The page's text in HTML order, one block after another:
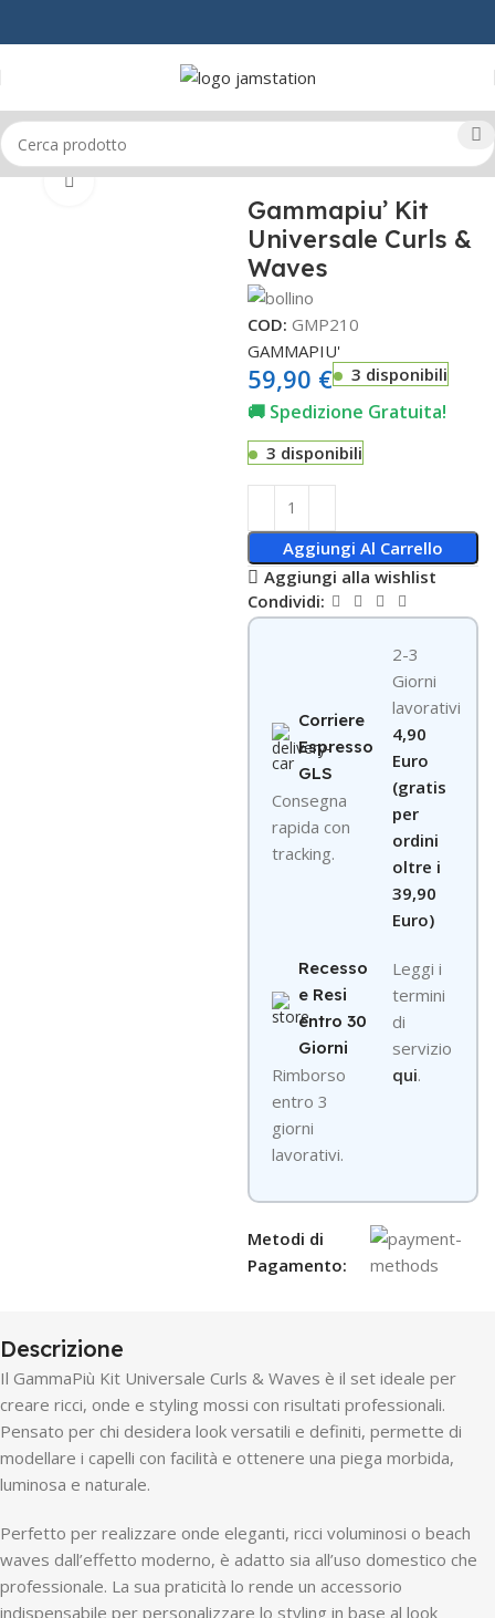
Home CAPELLI PHON
Click to enlarge
Gammapiu’ Kit
Universale Curls &
Waves
COD: GMP210
GAMMAPIU'
59,90 € 3 disponibili
🚚 Spedizione Gratuita!
3 disponibili
Aggiungi Al Carrello
Aggiungi alla wishlist
Condividi:
Corriere
Espresso
GLS
Consegna
rapida con
tracking.
2-3
Giorni
lavorativi
4,90
Euro
(gratis
per
ordini
oltre i
39,90
Euro)
Recesso
e Resi
entro 30
Giorni
Rimborso
entro 3
giorni
lavorativi.
Leggi i
termini
di
servizio
qui.
Metodi di
Pagamento:
Descrizione
Il GammaPiù Kit Universale Curls & Waves è il set ideale per
creare ricci, onde e styling mossi con risultati professionali.
Pensato per chi desidera look versatili e definiti, permette di
modellare i capelli con facilità e ottenere una piega morbida,
luminosa e naturale.
Perfetto per realizzare onde eleganti, ricci voluminosi o beach
waves dall’effetto moderno, è adatto sia all’uso domestico che
professionale. La sua praticità lo rende un accessorio
indispensabile per personalizzare lo styling in base al look